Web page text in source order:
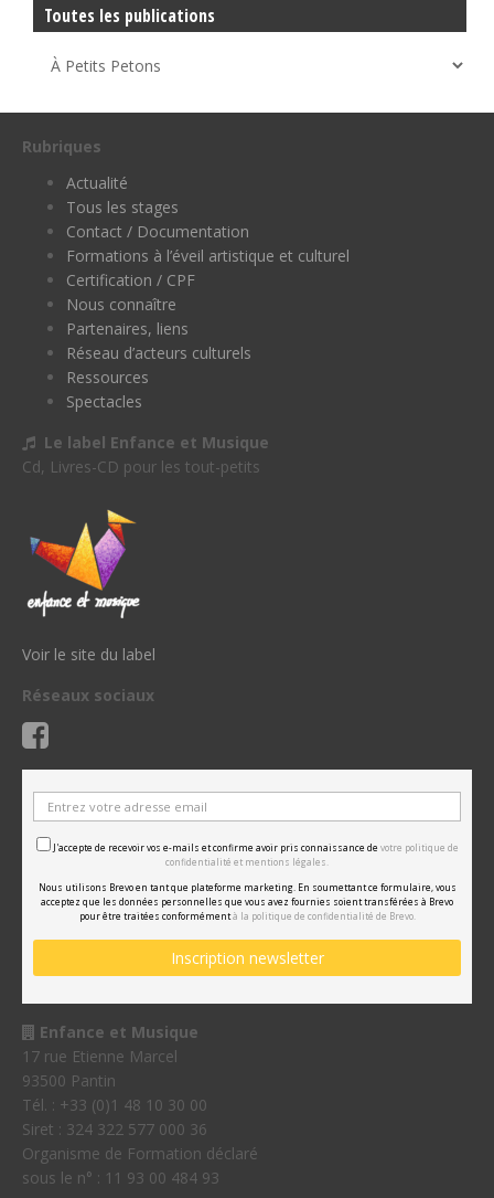
Toutes les publications
Rubriques
Actualité
Tous les stages
Contact / Documentation
Formations à l’éveil artistique et culturel
Certification / CPF
Nous connaître
Partenaires, liens
Réseau d’acteurs culturels
Ressources
Spectacles
Le label Enfance et Musique
Cd, Livres-CD pour les tout-petits
Voir le site du label
Réseaux sociaux
J'accepte de recevoir vos e-mails et confirme avoir pris connaissance de votre politique de
confidentialité et mentions légales.
Nous utilisons Brevo en tant que plateforme marketing. En soumettant ce formulaire, vous
acceptez que les données personnelles que vous avez fournies soient transférées à Brevo
pour être traitées conformémentà la politique de confidentialité de Brevo.
Enfance et Musique
17 rue Etienne Marcel
93500 Pantin
Tél. : +33 (0)1 48 10 30 00
Siret : 324 322 577 000 36
Organisme de Formation déclaré
sous le n° : 11 93 00 484 93